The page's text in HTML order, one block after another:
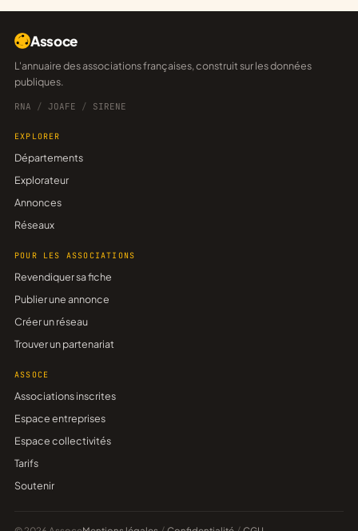
Assoce
L'annuaire des associations françaises, construit sur les données
publiques.
RNA / JOAFE / SIRENE
EXPLORER
Départements
Explorateur
Annonces
Réseaux
POUR LES ASSOCIATIONS
Revendiquer sa fiche
Publier une annonce
Créer un réseau
Trouver un partenariat
ASSOCE
Associations inscrites
Espace entreprises
Espace collectivités
Tarifs
Soutenir